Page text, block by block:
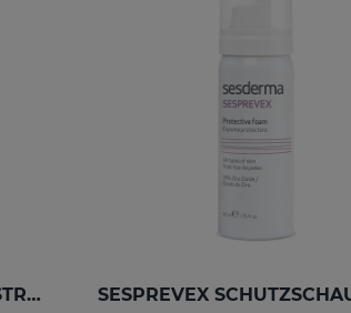
ESTRYSES ANTI-DEHNUNGSSTREIFEN-SERUM FORTE 50 ML